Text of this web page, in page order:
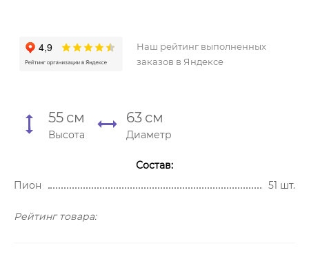
Наш рейтинг выполненных
заказов в Яндексе
55 см
Высота
63 см
Диаметр
Состав:
Пион
51 шт.
Рейтинг товара: